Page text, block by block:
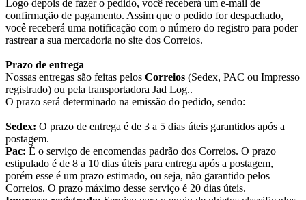
Logo depois de fazer o pedido, você receberá um e-mail de
confirmação de pagamento. Assim que o pedido for despachado,
você receberá uma notificação com o número do registro para poder
rastrear a sua mercadoria no site dos Correios.
Prazo de entrega
Nossas entregas são feitas pelos Correios (Sedex, PAC ou Impresso
registrado) ou pela transportadora Jad Log..
O prazo será determinado na emissão do pedido, sendo:
Sedex: O prazo de entrega é de 3 a 5 dias úteis garantidos após a
postagem.
Pac: É o serviço de encomendas padrão dos Correios. O prazo
estipulado é de 8 a 10 dias úteis para entrega após a postagem,
porém esse é um prazo estimado, ou seja, não garantido pelos
Correios. O prazo máximo desse serviço é 20 dias úteis.